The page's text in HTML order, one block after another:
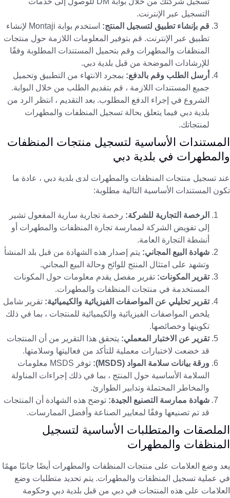
التسجيل عبر الإنترنت.
قم بإنشاء تطبيق لتسجيل المنتج:
استخدم بوابة Montaji لإنشاء
تطبيق عبر الإنترنت. قم بتوفير المعلومات اللازمة حول منتجات
المنظفات والمطهرات وقم بتحميل المستندات المطلوبة وفقًا
للإرشادات الموضحة من قبل بلدية دبي.
أرسل الطلب وقم بالدفع: بمجرد الانتهاء من التطبيق وتحميل
جميع المستندات اللازمة ، قم بتقديم الطلب من خلال البوابة.
الشروع في إجراء الدفع المطلوب. بعد التقديم ، انتظر الرد من
بلدية دبي فيما يتعلق بحالة تسجيل المنظفات والمطهرات
لمنتجاتك.
المستندات الأساسية لتسجيل منتجات المنظفات
والمطهرات في بلدية دبي
عند تسجيل منتجات المنظفات والمطهرات لدى بلدية دبي ، عادة ما
تكون المستندات الأساسية التالية مطلوبة:
الرخصة التجارية للشركة: رخصة تجارية سارية المفعول تشير
إلى تفويض الشركة لممارسة تجارة المنظفات والمطهرات أو
أنشطة التجارة العامة.
شهادة البيع المجاني: يتم إصدار هذه الشهادة من قبل بلد المنشأ
وتشهد على امتثال المنتج للوائح وحالة البيع المجاني.
تقرير المكونات: تقرير مفصل يقدم معلومات حول المكونات
المستخدمة في منتجات المنظفات والمطهرات.
تقرير تحليلي عن المواصفات الفيزيائية والكيميائية: تقرير شامل
يلخص المواصفات الفيزيائية والكيميائية للمنتجات ، بما في ذلك
تكوينها وخصائصها.
تقرير عن الاختبار المعملي: يتحقق هذا التقرير من أن المنتجات
قد خضعت لاختبارات معملية للتأكد من فعاليتها وسلامتها.
ورقة بيانات سلامة المواد (MSDS):
توفر MSDS معلومات
السلامة الأساسية حول المنتج ، بما في ذلك إجراءات المناولة
والمخاطر المحتملة وتدابير الطوارئ.
شهادة ممارسة التصنيع الجيدة: توضح هذه الشهادة أن المنتجات
قد تم تصنيعها وفقًا لمعايير الصناعة وأفضل الممارسات.
الملصقات والمتطلبات الأساسية لتسجيل
المنظفات والمطهرات
يعد وضع العلامات على منتجات المنظفات والمطهرات أيضًا جانبًا مهمًا
في عملية تسجيل المنظفات والمطهرات. يتم تحديد متطلبات وضع
العلامات على هذه المنتجات في دبي من قبل بلدية دبي وحكومة